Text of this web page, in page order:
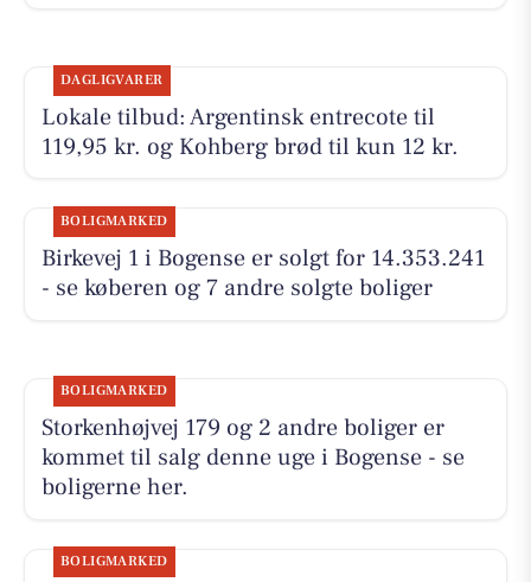
DAGLIGVARER
Lokale tilbud: Argentinsk entrecote til
119,95 kr. og Kohberg brød til kun 12 kr.
BOLIGMARKED
Birkevej 1 i Bogense er solgt for 14.353.241
- se køberen og 7 andre solgte boliger
BOLIGMARKED
Storkenhøjvej 179 og 2 andre boliger er
kommet til salg denne uge i Bogense - se
boligerne her.
BOLIGMARKED